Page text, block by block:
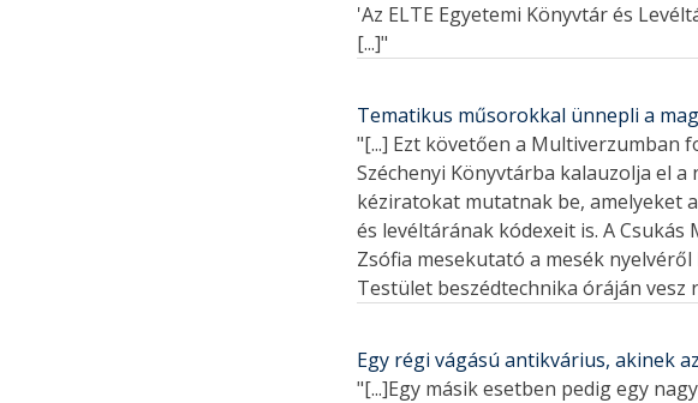
'Az ELTE Egyetemi Könyvtár és
[...]"
Tematikus műsorokkal ünnepli a
"[...] Ezt követően a Multiverzumban
Széchenyi Könyvtárba kalauzolja el
kéziratokat mutatnak be, amelyeket
és levéltárának kódexeit is. A
Zsófia mesekutató a mesék
Testület beszédtechnika óráján vesz
Egy régi vágású antikvárius, akinek
"[...]Egy másik esetben pedig egy